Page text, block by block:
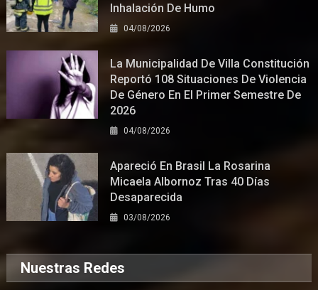
Inhalación De Humo
04/08/2026
La Municipalidad De Villa Constitución
Reportó 108 Situaciones De Violencia
De Género En El Primer Semestre De
2026
04/08/2026
Apareció En Brasil La Rosarina
Micaela Albornoz Tras 40 Días
Desaparecida
03/08/2026
Nuestras Redes